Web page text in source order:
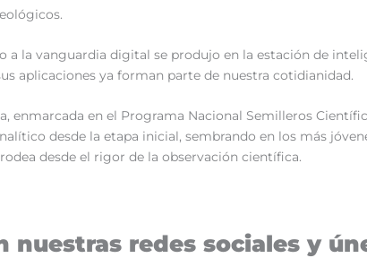
a la vanguardia digital se produjo en la estación de
aplicaciones ya forman parte de nuestra cotidianidad.
enmarcada en el Programa Nacional Semilleros
desde la etapa inicial, sembrando en los más
desde el rigor de la observación científica.
nuestras redes sociales y